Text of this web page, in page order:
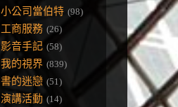
小公司當伯特 (98)
工商服務 (26)
影音手記 (58)
我的視界 (839)
書的迷戀 (51)
演講活動 (14)